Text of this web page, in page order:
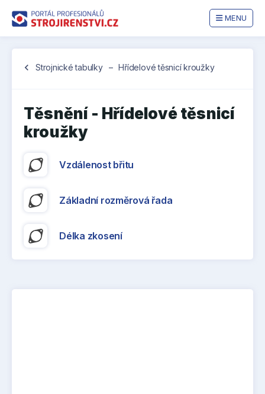
MENU
Jste
chevron_left Strojnické tabulky – Hřídelové těsnicí kroužky
Těsnění - Hřídelové těsnicí
kroužky
Vzdálenost břitu
Základní rozměrová řada
Délka zkosení